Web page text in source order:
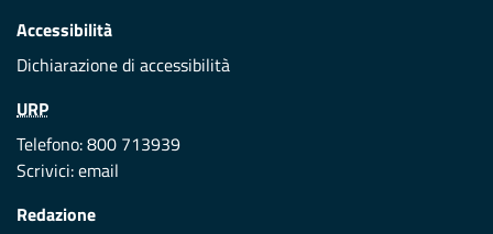
Accessibilità
Dichiarazione di accessibilità
URP
Telefono: 800 713939
Scrivici:email
Redazione